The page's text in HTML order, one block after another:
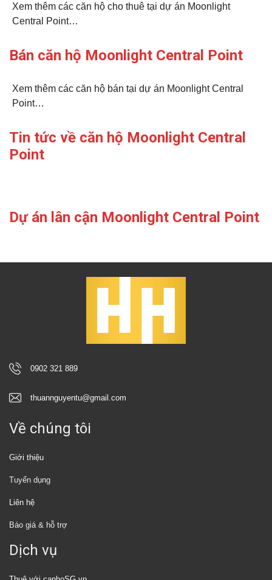
Xem thêm các căn hộ cho thuê tại dự án Moonlight
Central Point…
Bán căn hộ Moonlight Central Point
Xem thêm các căn hộ bán tại dự án Moonlight Central
Point…
Tin tức về căn hộ Moonlight Central
Point
Dự án lân cận Moonlight Central Point
0902 321 889
thuannguyentu@gmail.com
Về chúng tôi
Giới thiệu
Tuyển dụng
Liên hệ
Báo giá & hỗ trợ
Dịch vụ